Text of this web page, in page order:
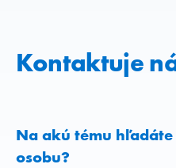
Kontaktuje
Na akú tému
osobu?